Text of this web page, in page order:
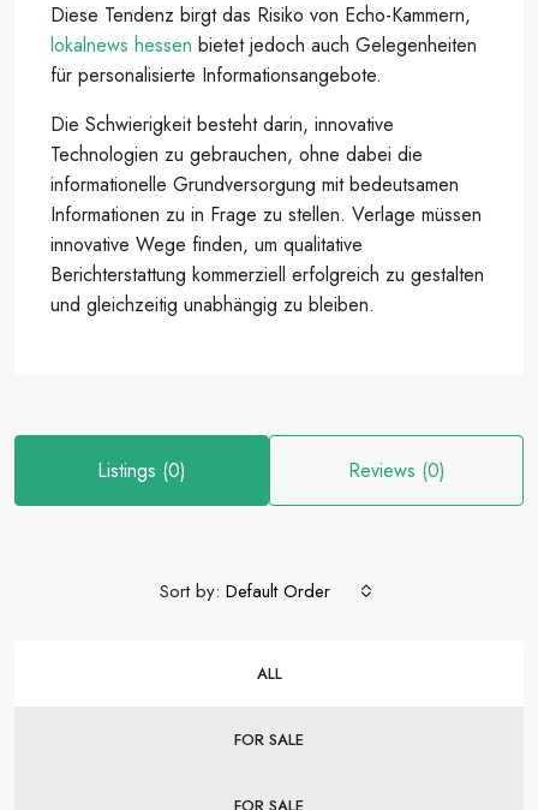
Diese Tendenz birgt das Risiko von Echo-Kammern,
lokalnews hessen bietet jedoch auch Gelegenheiten
für personalisierte Informationsangebote.
Die Schwierigkeit besteht darin, innovative
Technologien zu gebrauchen, ohne dabei die
informationelle Grundversorgung mit bedeutsamen
Informationen zu in Frage zu stellen. Verlage müssen
innovative Wege finden, um qualitative
Berichterstattung kommerziell erfolgreich zu gestalten
und gleichzeitig unabhängig zu bleiben.
Listings (0) Reviews (0)
ALL
FOR SALE
Sort by: Default Order